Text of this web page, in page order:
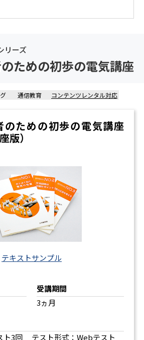
び法律（法規） / 国内電気安全の規格
全の規格名称 / 電気安全装置（表示
リーズ
ための初歩の電気講座
通信教育 コンテンツレンタル対応
のための初歩の電気講座
版）
テキストサンプル
受講期間
3ヵ月
ト3回 テスト形式：Webテスト